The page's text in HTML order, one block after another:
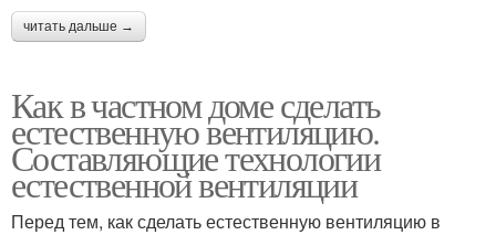
читать дальше →
Как в частном доме сделать
естественную вентиляцию.
Составляющие технологии
естественной вентиляции
Перед тем, как сделать естественную вентиляцию в